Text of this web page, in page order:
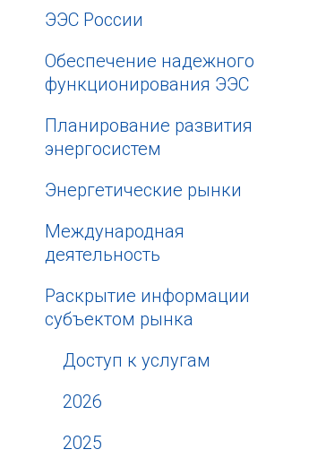
ЭЭС России
Обеспечение надежного
функционирования ЭЭС
Планирование развития
энергосистем
Энергетические рынки
Международная
деятельность
Раскрытие информации
субъектом рынка
Доступ к услугам
2026
2025